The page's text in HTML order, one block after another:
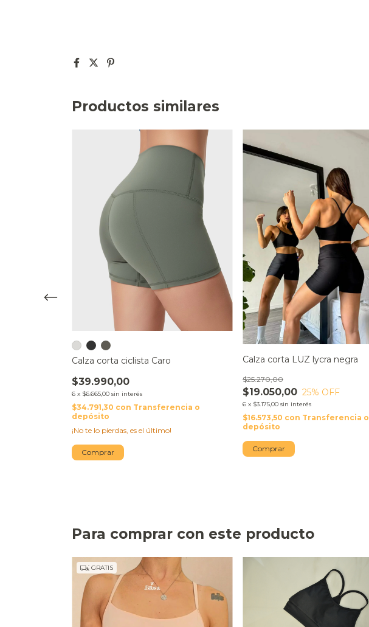
Productos similares
Calza corta ciclista Caro
$39.990,00
6 x $6.665,00 sin interés
$34.791,30 con Transferencia o
depósito
¡No te lo pierdas, es el último!
Comprar
Calza corta LUZ lycra negra
$19.050,00
$25.270,00
25% OFF
6 x $3.175,00 sin interés
$16.573,50 con Transferencia o
depósito
Comprar
Para comprar con este producto
GRATIS